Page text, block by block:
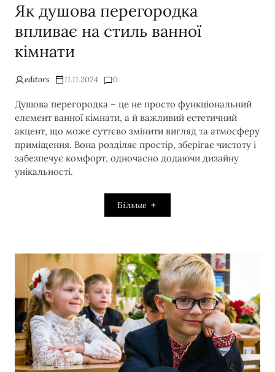
Як душова перегородка
впливає на стиль ванної
кімнати
editors 11.11.2024 0
Душова перегородка – це не просто функціональний
елемент ванної кімнати, а й важливий естетичний
акцент, що може суттєво змінити вигляд та атмосферу
приміщення. Вона розділяє простір, зберігає чистоту і
забезпечує комфорт, одночасно додаючи дизайну
унікальності.
Більше